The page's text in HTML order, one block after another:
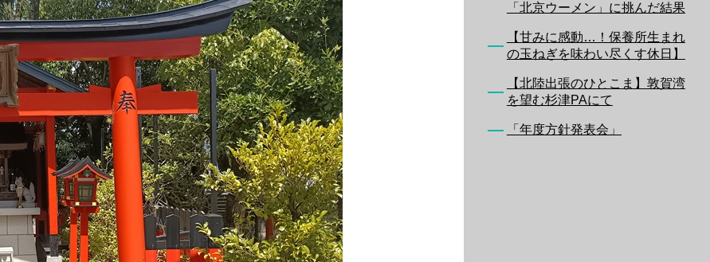
「北京ウーメン」に挑んだ結果
【甘みに感動…！保養所生まれ
の玉ねぎを味わい尽くす休日】
【北陸出張のひとこま】敦賀湾
を望む杉津PAにて
「年度方針発表会」